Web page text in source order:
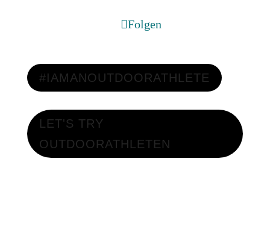
Folgen
#IAMANOUTDOORATHLETE
LET'S TRY
OUTDOORATHLETEN